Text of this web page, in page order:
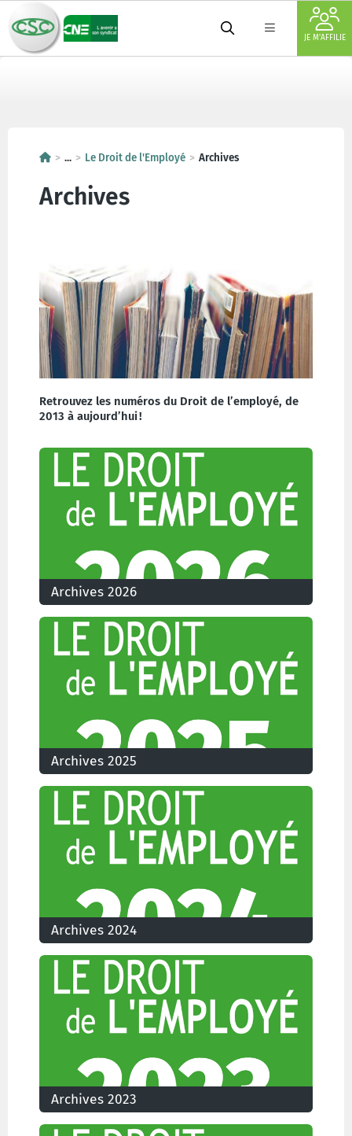
JE M'AFFILIE
... Le Droit de l'Employé Archives
Archives
Retrouvez les numéros du Droit de l’employé, de
2013 à aujourd’hui !
Archives 2026
Archives 2025
Archives 2024
Archives 2023